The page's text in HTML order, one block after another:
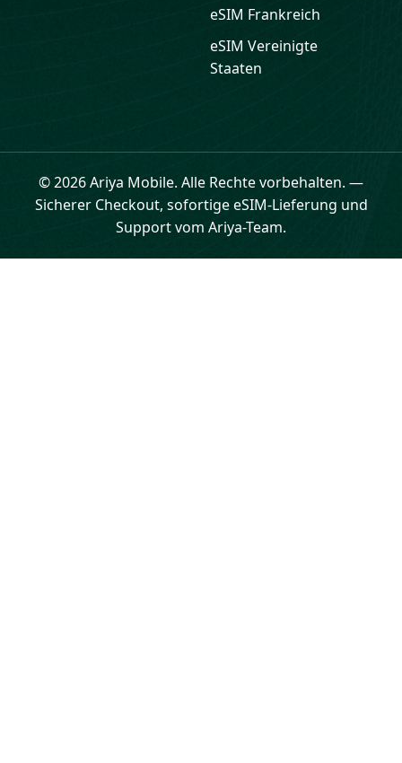
eSIM Frankreich
eSIM Vereinigte
Staaten
© 2026 Ariya Mobile. Alle Rechte vorbehalten. —
Sicherer Checkout, sofortige eSIM-Lieferung und
Support vom Ariya-Team.